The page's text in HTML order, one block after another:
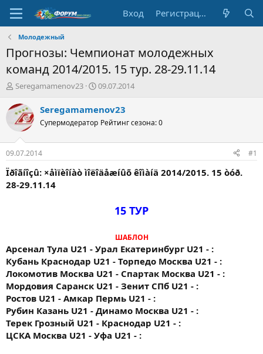
Вход Регистрация
Молодежный
Прогнозы: Чемпионат молодежных
команд 2014/2015. 15 тур. 28-29.11.14
А
т
о
р
т
е
м
ы
Seregamamenov23
Д
т
н
а
л
09.07.2014
Seregamamenov23
Супермодератор Рейтинг сезона: 0
09.07.2014 #1
Ïðîãíîçû: ×åìïèîíàò ìîëîäåæíûõ êîìàíä 2014/2015. 15 òóð.
28-29.11.14
15 ТУР
ШАБЛОН
Арсенал Тула U21 - Урал Екатеринбург U21 - :
Кубань Краснодар U21 - Торпедо Москва U21 - :
Локомотив Москва U21 - Спартак Москва U21 - :
Мордовия Саранск U21 - Зенит СПб U21 - :
Ростов U21 - Амкар Пермь U21 - :
Рубин Казань U21 - Динамо Москва U21 - :
Терек Грозный U21 - Краснодар U21 - :
ЦСКА Москва U21 - Уфа U21 - :